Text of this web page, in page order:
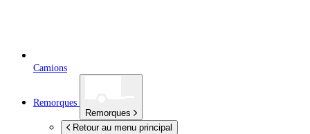
Camions
Remorques
Remorques
Retour au menu principal